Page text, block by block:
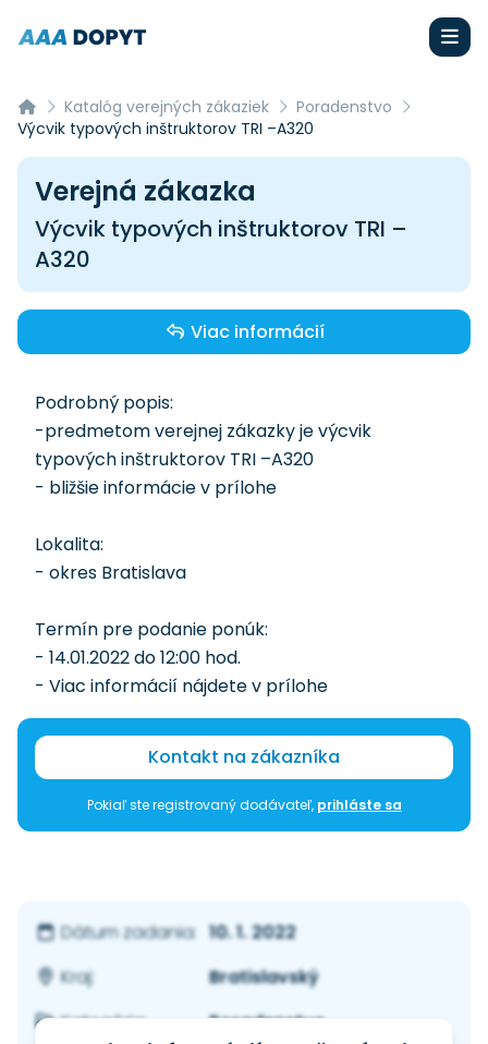
Katalóg verejných zákaziek
Poradenstvo
Výcvik typových inštruktorov TRI –A320
Verejná zákazka
Výcvik typových inštruktorov TRI –
A320
Viac informácií
Podrobný popis:
-predmetom verejnej zákazky je výcvik
typových inštruktorov TRI –A320
- bližšie informácie v prílohe
Lokalita:
- okres Bratislava
Termín pre podanie ponúk:
- 14.01.2022 do 12:00 hod.
- Viac informácií nájdete v prílohe
Kontakt na zákazníka
Pokiaľ ste registrovaný dodávateľ, prihláste sa
Dátum zadania: 10. 1. 2022
Kraj:
Bratislavský
Kategória:
Poradenstvo